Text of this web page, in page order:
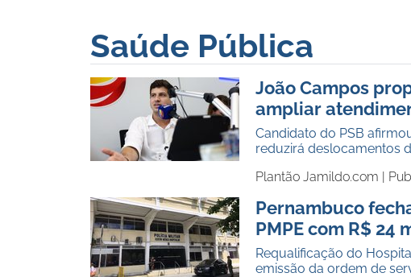
Saúde Pública
João Campos
ampliar
Candidato do PSB
reduzirá deslocamentos
Plantão Jamildo.com |
Pernambuco
PMPE com R$ 24
Requalificação do
emissão da ordem de